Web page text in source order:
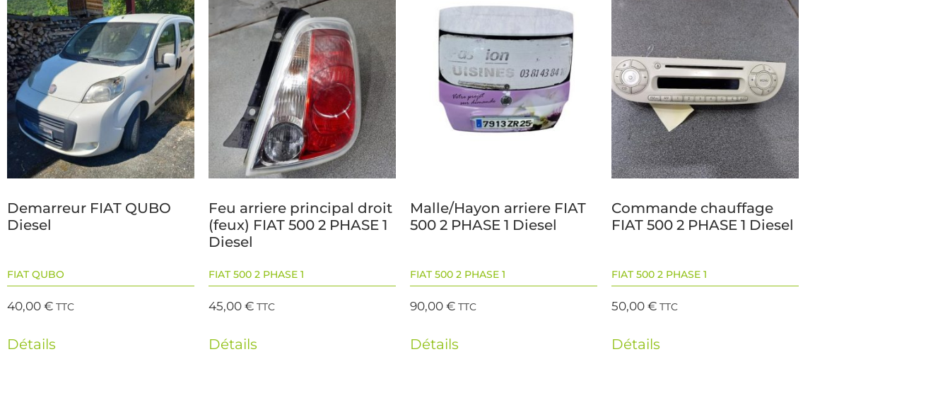
Demarreur FIAT QUBO
Diesel
FIAT QUBO
40,00€ TTC
Détails
Feu arriere principal droit
(feux) FIAT 500 2 PHASE 1
Diesel
FIAT 500 2 PHASE 1
45,00€ TTC
Détails
Malle/Hayon arriere FIAT
500 2 PHASE 1 Diesel
FIAT 500 2 PHASE 1
90,00€ TTC
Détails
Commande chauffage
FIAT 500 2 PHASE 1 Diesel
FIAT 500 2 PHASE 1
50,00€ TTC
Détails